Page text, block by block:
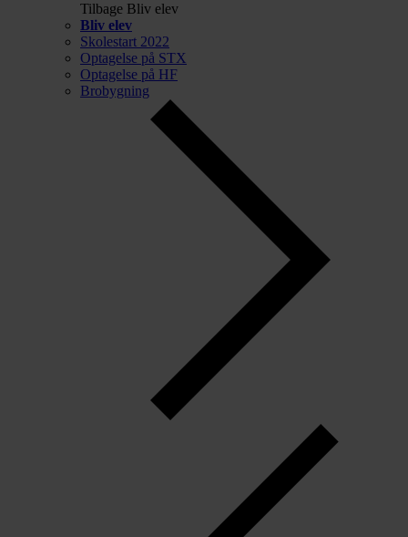
Tilbage Bliv elev
Bliv elev
Skolestart 2022
Optagelse på STX
Optagelse på HF
Brobygning